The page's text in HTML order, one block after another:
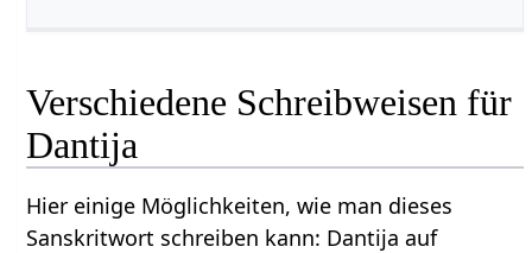
Verschiedene Schreibweisen für
Dantija
Hier einige Möglichkeiten, wie man dieses
Sanskritwort schreiben kann: Dantija auf